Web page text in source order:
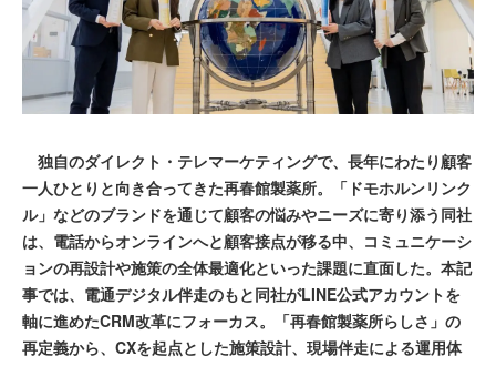
独自のダイレクト・テレマーケティングで、長年にわたり顧客
一人ひとりと向き合ってきた再春館製薬所。「ドモホルンリンク
ル」などのブランドを通じて顧客の悩みやニーズに寄り添う同社
は、電話からオンラインへと顧客接点が移る中、コミュニケーシ
ョンの再設計や施策の全体最適化といった課題に直面した。本記
事では、電通デジタル伴走のもと同社がLINE公式アカウントを
軸に進めたCRM改革にフォーカス。「再春館製薬所らしさ」の
再定義から、CXを起点とした施策設計、現場伴走による運用体